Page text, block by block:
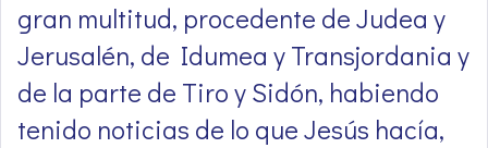
gran multitud, procedente de Judea y
Jerusalén, de Idumea y Transjordania y
de la parte de Tiro y Sidón, habiendo
tenido noticias de lo que Jesús hacía,